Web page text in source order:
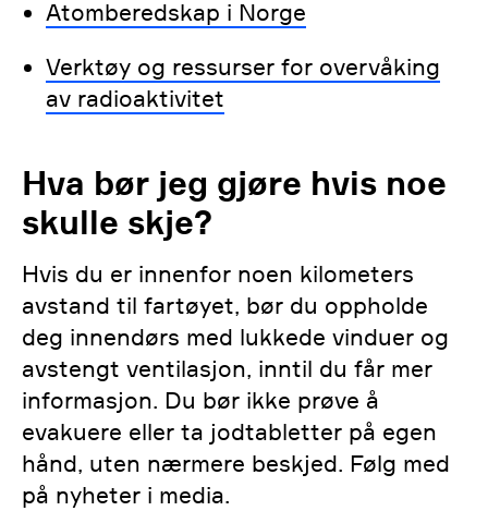
Atomberedskap i Norge
Verktøy og ressurser for overvåking
av radioaktivitet
Hva bør jeg gjøre hvis noe
skulle skje?
Hvis du er innenfor noen kilometers
avstand til fartøyet, bør du oppholde
deg innendørs med lukkede vinduer og
avstengt ventilasjon, inntil du får mer
informasjon. Du bør ikke prøve å
evakuere eller ta jodtabletter på egen
hånd, uten nærmere beskjed. Følg med
på nyheter i media.